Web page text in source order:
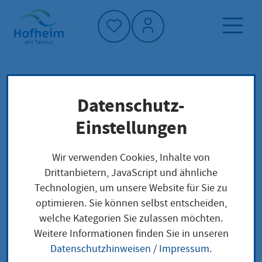
Startseite"
Neuigkeiten und Ausschreibungen
Ortsbeirat Langenhain
Ortsbeirat Langenhain
Donnerstag, 6.
| ab 20:00
|Jagdhaus
Datenschutz-
Einstellungen
Wir verwenden Cookies, Inhalte von
Drittanbietern, JavaScript und ähnliche
Technologien, um unsere Website für Sie zu
optimieren. Sie können selbst entscheiden,
welche Kategorien Sie zulassen möchten.
Weitere Informationen finden Sie in unseren
Datenschutzhinweisen / Impressum.